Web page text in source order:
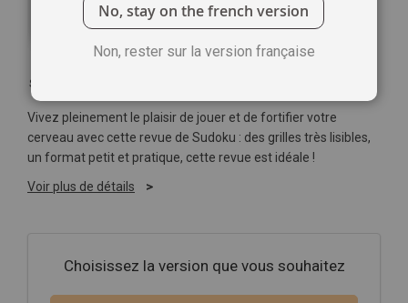
Soyez le premier à commenter ce produit
Vivez pleinement le plaisir de jouer et de fortifier votre
cerveau avec cette revue de Sudoku : des grilles très lisibles,
un format petit et pratique, cette revue est idéale !
Voir plus de détails
Choisissez la version que vous souhaitez
No, stay on the french version
Non, rester sur la version française